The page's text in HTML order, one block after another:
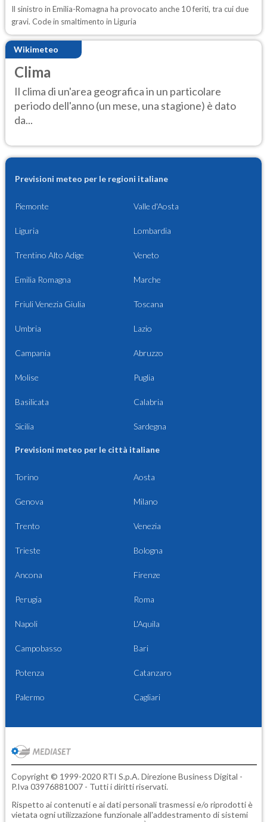
Il sinistro in Emilia-Romagna ha provocato anche 10 feriti, tra cui due
gravi. Code in smaltimento in Liguria
Wikimeteo
Clima
Il clima di un'area geografica in un particolare
periodo dell'anno (un mese, una stagione) è dato
da...
Previsioni meteo per le regioni italiane
Piemonte Valle d'Aosta
Liguria Lombardia
Trentino Alto Adige Veneto
Emilia Romagna Marche
Friuli Venezia Giulia Toscana
Umbria Lazio
Campania Abruzzo
Molise Puglia
Basilicata Calabria
Sicilia Sardegna
Previsioni meteo per le città italiane
Torino Aosta
Genova Milano
Trento Venezia
Trieste Bologna
Ancona Firenze
Perugia Roma
Napoli L'Aquila
Campobasso Bari
Potenza Catanzaro
Palermo Cagliari
Copyright © 1999-2020 RTI S.p.A. Direzione Business Digital -
P.Iva 03976881007 - Tutti i diritti riservati.
Rispetto ai contenuti e ai dati personali trasmessi e/o riprodotti è
vietata ogni utilizzazione funzionale all'addestramento di sistemi